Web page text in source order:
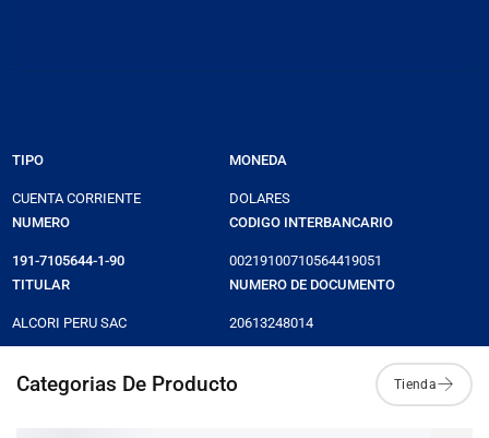
TIPO
CUENTA CORRIENTE
MONEDA
DOLARES
NUMERO
191-7105644-1-90
CODIGO INTERBANCARIO
00219100710564419051
TITULAR
ALCORI PERU SAC
NUMERO DE DOCUMENTO
20613248014
Categorias De Producto